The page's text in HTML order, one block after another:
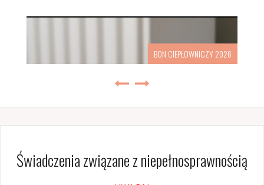
BON CIEPŁOWNICZY 2026
Świadczenia związane z niepełnosprawnością